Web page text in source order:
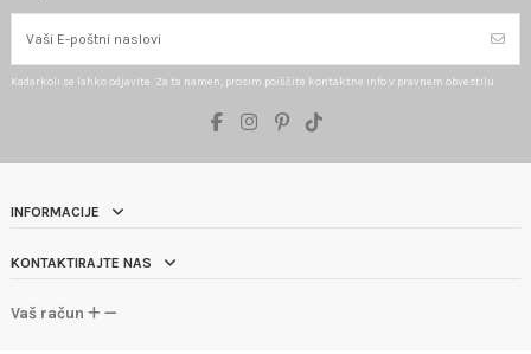
Kadarkoli se lahko odjavite. Za ta namen, prosim poiščite kontaktne info v pravnem obvestilu.
INFORMACIJE
KONTAKTIRAJTE NAS
Vaš račun